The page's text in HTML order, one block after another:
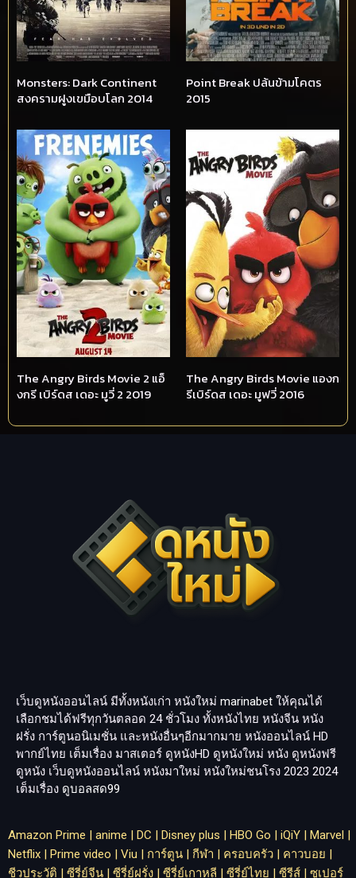
Monsters: Dark Continent
สงครามฝูงเขมือบโลก 2014
Point Break ปล้นข้ามโคตร
2015
The Angry Birds Movie 2 แอ็
งกรี เบิร์ดส เดอะ มูวี่ 2 2019
The Angry Birds Movie แองก
รีเบิร์ดส เดอะ มูฟวี่ 2016
เว็บดูหนังออนไลน์ มีทั้งหนังเก่า หนังใหม่ marinabet ให้คุณได้
เลือกชมได้ฟรีทุกวันตลอด 24 ชั่วโมง ทั้งหนังไทย หนังจีน หนัง
ฝรั่ง การ์ตูนอนิเมชั่น และหนังอื่นๆอีกมากมาย หนังออนไลน์ HD
พากย์ไทย เต็มเรื่อง มาสเตอร์ ดูหนังHD ดูหนังใหม่ หนัง ดูหนังฟรี
ดูหนัง เว็บดูหนังออนไลน์ หนังมาใหม่ หนังใหม่ชนโรง 2023 2024
เต็มเรื่อง ดูบอลสด99
Amazon Prime | anime | DC | Disney plus | HBO Go | iQiY | Marvel |
Netflix | Prime video | Viu | การ์ตูน | กีฬา | ครอบครัว | คาวบอย |
ชีวประวัติ | ซีรี่ย์จีน | ซีรี่ย์ฝรั่ง | ซีรี่ย์เกาหลี | ซีรี่ย์ไทย | ซีรีส์ | ซูเปอร์